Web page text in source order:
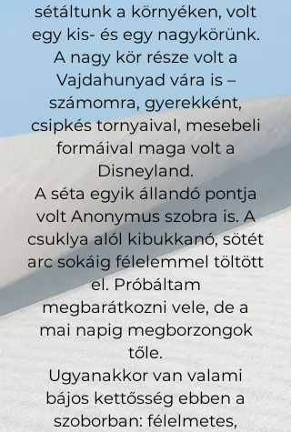
sétáltunk a környéken, volt
egy kis- és egy nagykörünk.
A nagy kör része volt a
Vajdahunyad vára is –
számomra, gyerekként,
csipkés tornyaival, mesebeli
formáival maga volt a
Disneyland.
A séta egyik állandó pontja
volt Anonymus szobra is. A
csuklya alól kibukkanó, sötét
arc sokáig félelemmel töltött
el. Próbáltam
megbarátkozni vele, de a
mai napig megborzongok
tőle.
Ugyanakkor van valami
bájos kettősség ebben a
szoborban: félelmetes,